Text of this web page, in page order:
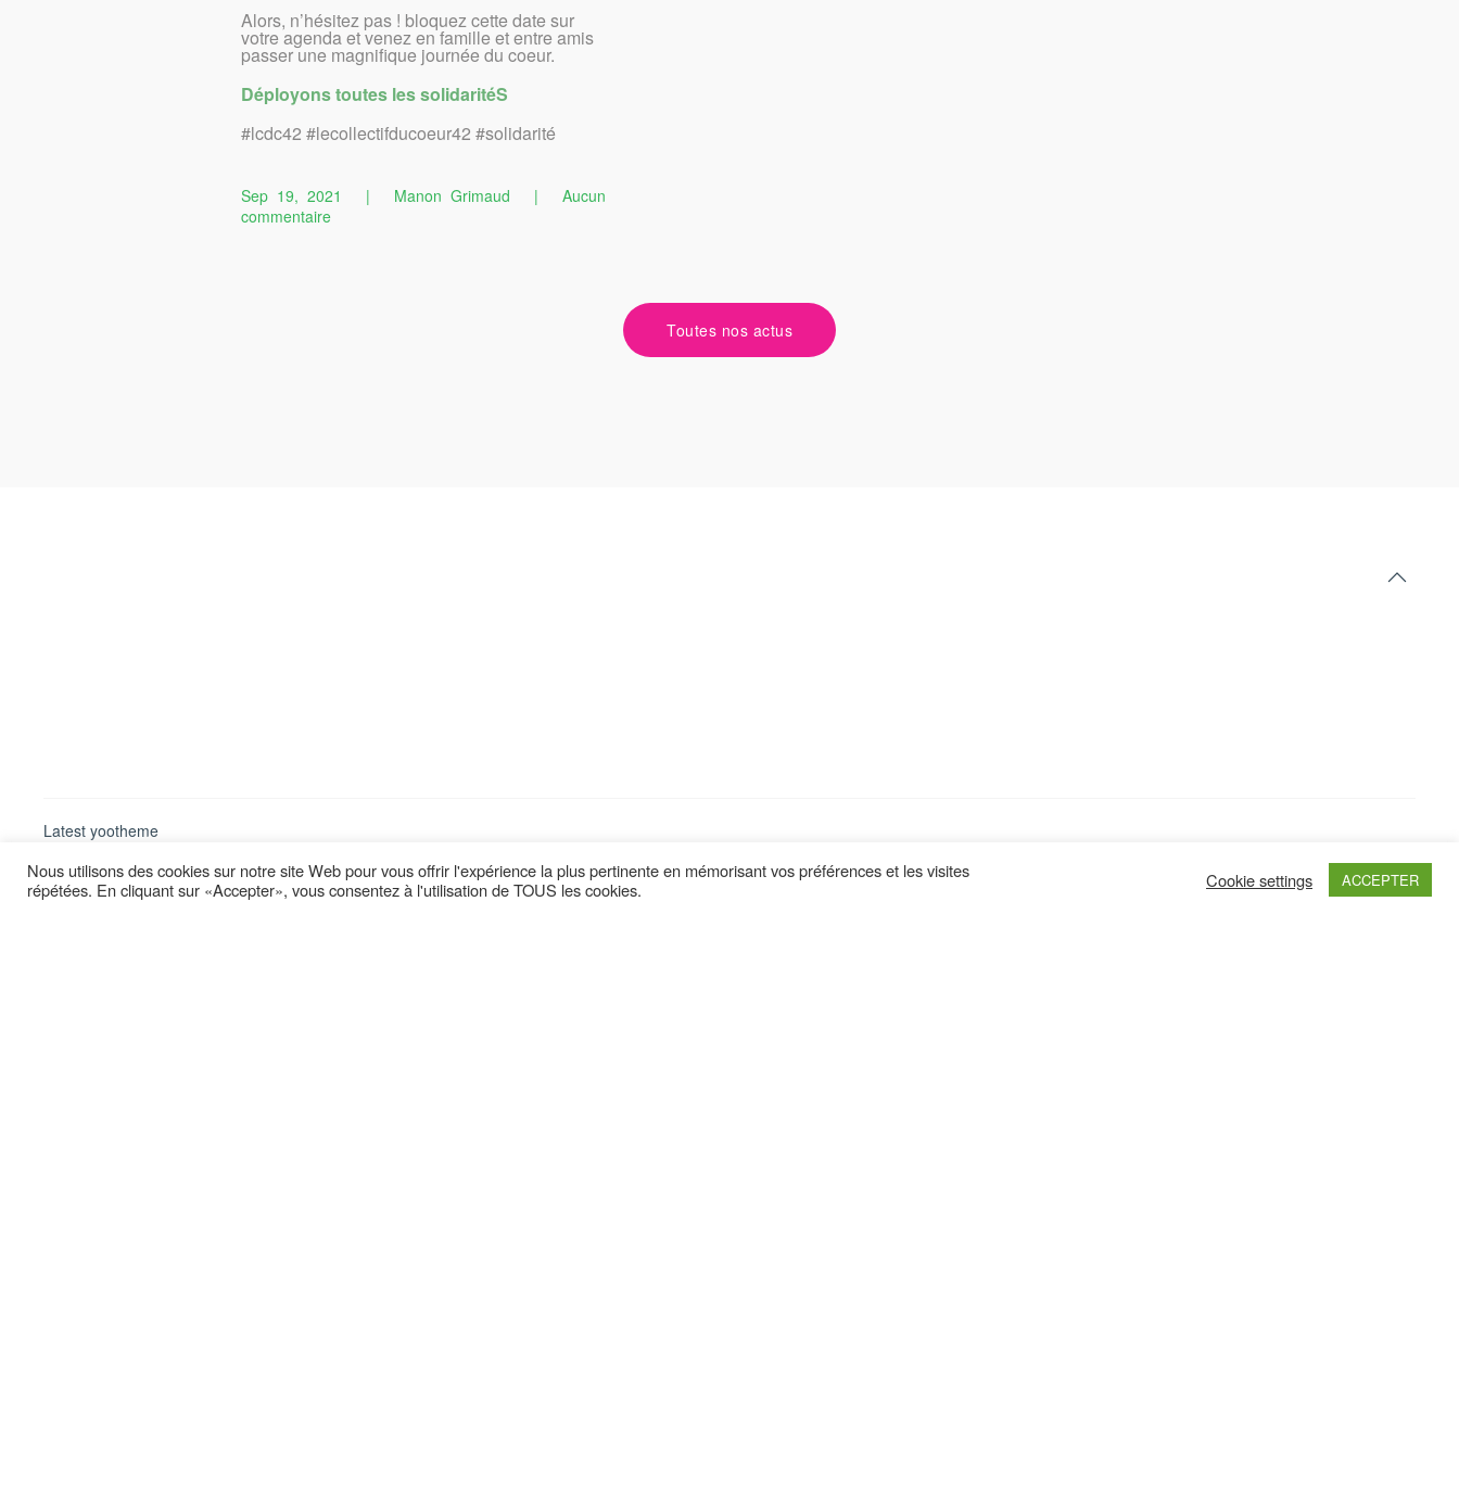
Alors, n’hésitez pas ! bloquez cette date sur
votre agenda et venez en famille et entre amis
passer une magnifique journée du coeur.
Déployons toutes les solidaritéS
#lcdc42 #lecollectifducoeur42 #solidarité
Sep 19, 2021 | Manon Grimaud | Aucun
commentairesur
Toutes nos actus
Latest yootheme
Nous utilisons des cookies sur notre site Web pour vous offrir l'expérience la plus pertinente en mémorisant vos préférences et les visites
répétées. En cliquant sur «Accepter», vous consentez à l'utilisation de TOUS les cookies.
Cookie settings ACCEPTER